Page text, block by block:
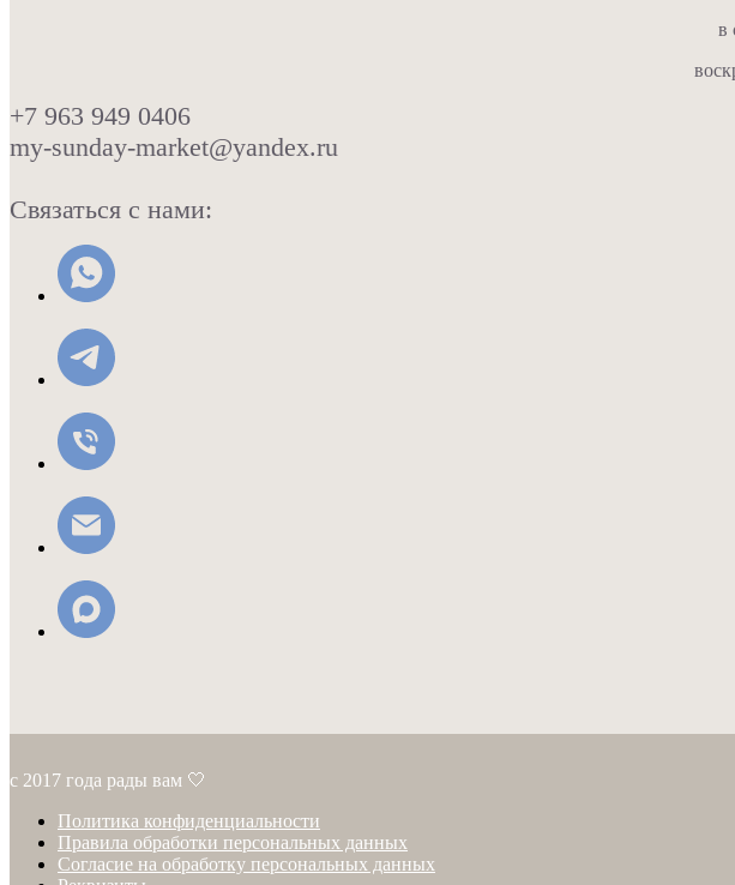
в
+7 963 949 0406
my-sunday-market@yandex.ru
Связаться с нами:
с 2017 года рады вам 🤍
Политика конфиденциальности
Правила обработки персональных данных
Согласие на обработку персональных данных